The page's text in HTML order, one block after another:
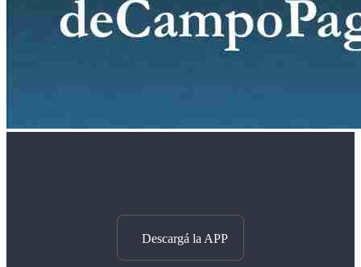
Descargá la APP